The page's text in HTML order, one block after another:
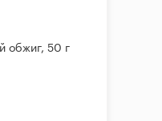
обжиг, 50 г